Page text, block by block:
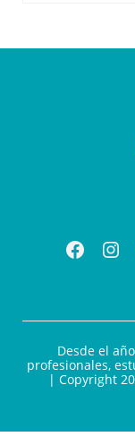
Desde el
profesionales,
| Copyright